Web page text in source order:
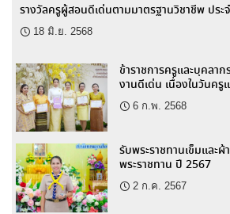
รางวัลครูผู้สอนดีเด่นตามมาตรฐานวิชาชีพ ปร
18 มิ.ย. 2568
ข้าราชการครูและบุคลา
งานดีเด่น เนื่องในวันค
6 ก.พ. 2568
รับพระราชทานเข็มและ
พระราชทาน ปี 2567
2 ก.ค. 2567